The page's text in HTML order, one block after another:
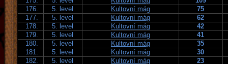
176.
5. level Kultovní mág
75
177.
5. level Kultovní mág
62
178.
5. level Kultovní mág
42
179.
5. level Kultovní mág
41
180.
5. level Kultovní mág
35
181.
5. level Kultovní mág
30
182.
5. level Kultovní mág
23